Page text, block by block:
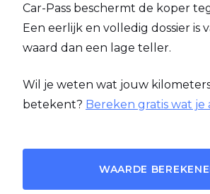
Car-Pass beschermt de koper
Een eerlijk en volledig dossier is
waard dan een lage teller.
Wil je weten wat jouw
betekent? Bereken gratis wat je
WAARDE